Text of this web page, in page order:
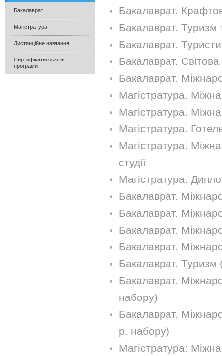
Бакалаврат.
Бакалаврат. Туризм
Бакалаврат.
Бакалаврат. Світова
Бакалаврат.
Магістратура.
Магістратура.
Магістратура.
Магістратура.
студії
Магістратура.
Бакалаврат.
Бакалаврат.
Бакалаврат.
Бакалаврат.
Бакалаврат.
Бакалаврат.
набору)
Бакалаврат.
р. набору)
Магістратура:
Бакалаврат
Магістратура
Дистанційне навчання
Сертифікатні освітні
програми